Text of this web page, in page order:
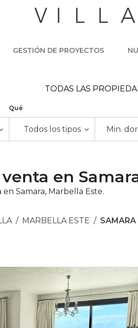
GESTIÓN DE PROYECTOS
TODAS LAS
Qué
Todos los tipos Min.
en
Samara, Marbella Este.
MARBELLA ESTE SAMARA